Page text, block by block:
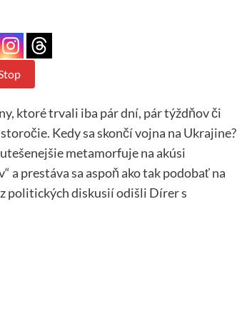
ktoré trvali iba pár dní, pár týždňov či
Kedy sa skončí vojna na Ukrajine?
metamorfuje na akúsi
prestáva sa aspoň ako tak podobať na
politických diskusií odišli Dírer s